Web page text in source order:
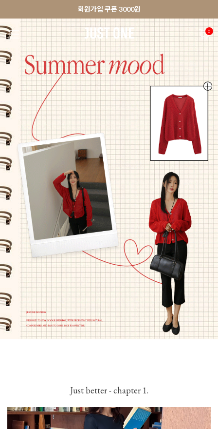
앱 다운로드 10% 할인쿠폰
🚀오늘출발상품 당일발송 배송중
회원가입 쿠폰 3000원
앱 다운로드 10% 할인쿠폰
0
NEW 7% BEST 🚀오늘출발 MADE . J 상의 팬츠
Just better - chapter 1.